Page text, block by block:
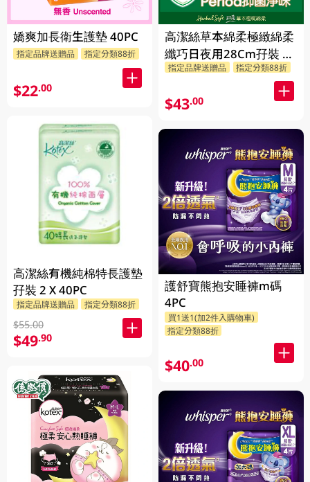
嬌爽加長衛生護墊 40PC
指定品牌送贈品 指定分類88折
$22.00
高潔絲有機純棉特長護墊
孖裝 2 X 40PC
指定品牌送贈品 指定分類88折
$55.00
$49.90
高潔絲草本綿柔極緻綿柔
纖巧日夜用28Cm孖裝 2
X 10PC
指定品牌送贈品 指定分類88折
$43.00
護舒寶熊抱安睡褲m碼
4PC
買1送1(加2件入購物車)
指定分類88折
$40.00